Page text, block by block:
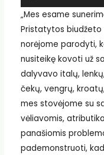
„Mes esame
Pristatytos
norėjome parodyti,
nusiteikę kovoti už
dalyvavo italų,
čekų, vengrų,
mes stovėjome su
vėliavomis,
panašiomis
pademonstruoti,